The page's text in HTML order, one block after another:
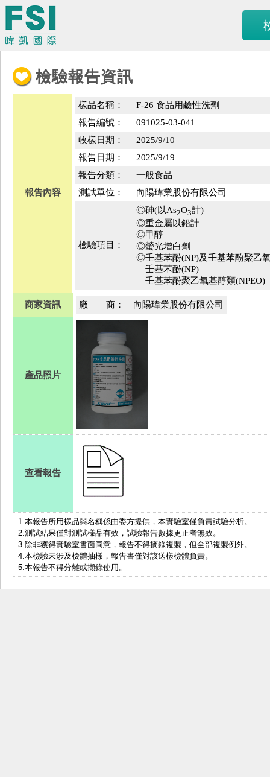
檢驗報告資訊
報告內容
樣品名稱：
F-26 食品用鹼性洗劑
報告編號：
091025-03-041
收樣日期：
2025/9/10
報告日期：
2025/9/19
報告分類：
一般食品
測試單位：
向陽瑋業股份有限公司
檢驗項目：
◎砷(以As2O3計)
◎重金屬以鉛計
◎甲醇
◎螢光增白劑
◎壬基苯酚(NP)及壬基苯酚聚乙
壬基苯酚(NP)
壬基苯酚聚乙氧基醇類(NPEO)
商家資訊 廠 商： 向陽瑋業股份有限公司
產品照片
查看報告
1.本報告所用樣品與名稱係由委方提供，本實驗室僅負責試驗分析。
2.測試結果僅對測試樣品有效，試驗報告數據更正者無效。
3.除非獲得實驗室書面同意，報告不得摘錄複製，但全部複製例外。
4.本檢驗未涉及檢體抽樣，報告書僅對該送樣檢體負責。
5.本報告不得分離或擷錄使用。